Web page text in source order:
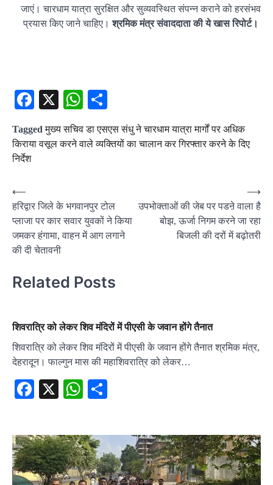
जाएं। चारधाम यात्रा सुरक्षित और सुव्यवस्थित संपन्न कराने को हरसंभव
प्रयास किए जाने चाहिए। श्रमिक मंत्र संवाददाता की ये खास रिपोर्ट।
Facebook
X WhatsApp
Taggedमुख्य सचिव डा एसएस संधु ने चारधाम यात्रा मार्गों पर अधिक
किराया वसूल करने वाले व्यक्तियों का चालान कर गिरफ्तार करने के दिए
निर्देश
Post
navigation
⟵
हरिद्वार जिले के भगवानपुर टोल
प्लाजा पर कार सवार युवकों ने किया
जमकर हंगामा, वाहन में आग लगाने
की दी चेतावनी
उपभोक्ताओं की जेब पर पडऩे वाला है
बोझ, ऊर्जा निगम करने जा रहा
बिजली की दरों में बढ़ोतरी
⟶
Related Posts
शिवरात्रि को लेकर शिव मंदिरों में पीएसी के जवान होंगे तैनात
शिवरात्रि को लेकर शिव मंदिरों में पीएसी के जवान होंगे तैनात श्रमिक मंत्र,
देहरादून। फाल्गुन मास की महाशिवरात्रि को लेकर…
Facebook
X WhatsApp